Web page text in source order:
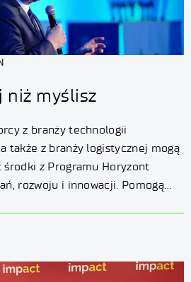
niż myślisz
z branży technologii
także z branży logistycznej mogą
z Programu Horyzont
Łukasiewicz – PORT